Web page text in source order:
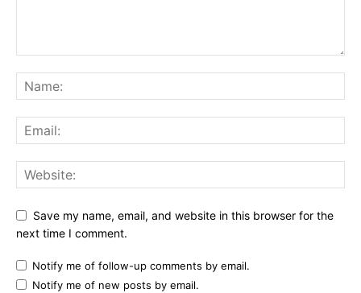
Save my name, email, and website in this browser for the
next time I comment.
Notify me of follow-up comments by email.
Notify me of new posts by email.